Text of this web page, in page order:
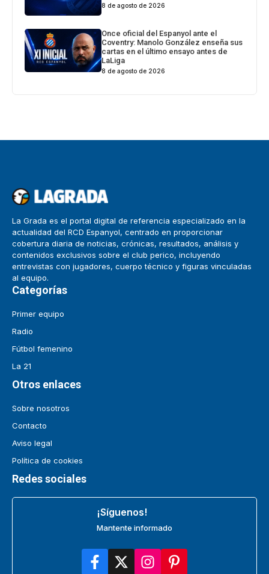
8 de agosto de 2026
Once oficial del Espanyol ante el
Coventry: Manolo González enseña sus
cartas en el último ensayo antes de
LaLiga
8 de agosto de 2026
La Grada es el portal digital de referencia especializado en la
actualidad del RCD Espanyol, centrado en proporcionar
cobertura diaria de noticias, crónicas, resultados, análisis y
contenidos exclusivos sobre el club perico, incluyendo
entrevistas con jugadores, cuerpo técnico y figuras vinculadas
al equipo.
Categorías
Primer equipo
Radio
Fútbol femenino
La 21
Otros enlaces
Sobre nosotros
Contacto
Aviso legal
Política de cookies
Redes sociales
¡Síguenos!
Mantente informado